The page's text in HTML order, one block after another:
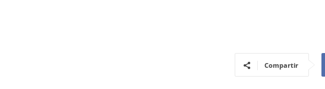
Compartir